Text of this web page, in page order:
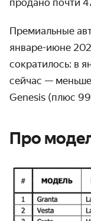
Премиальные
январе-июне
сократилось: в
сейчас —
Genesis (плюс
Про